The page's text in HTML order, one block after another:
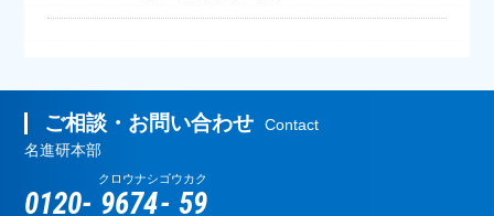
ご相談・お問い合わせ
Contact
名進研本部
0120- 9674
クロウナシ
- 59
ゴウカク